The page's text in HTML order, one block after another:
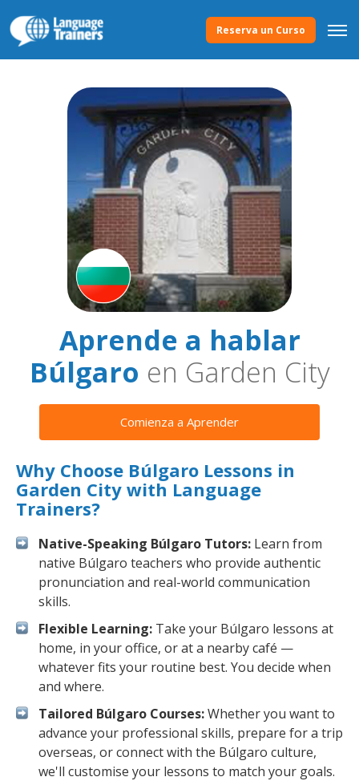
Reserva un Curso
Aprende a hablar
Búlgaro en Garden City
Comienza a Aprender
Why Choose Búlgaro Lessons in
Garden City with Language
Trainers?
Native-Speaking Búlgaro Tutors: Learn from
native Búlgaro teachers who provide authentic
pronunciation and real-world communication
skills.
Flexible Learning: Take your Búlgaro lessons at
home, in your office, or at a nearby café —
whatever fits your routine best. You decide when
and where.
Tailored Búlgaro Courses:Whether you want to
advance your professional skills, prepare for a trip
overseas, or connect with the Búlgaro culture,
we'll customise your lessons to match your goals.